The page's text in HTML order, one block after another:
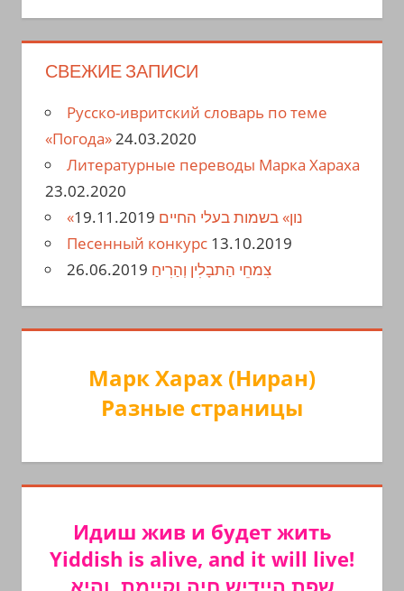
СВЕЖИЕ ЗАПИСИ
Русско-ивритский словарь по теме
«Погода»24.03.2020
Литературные переводы Марка Хараха
23.02.2020
«נון» בשמות בעלי החיים 19.11.2019
Песенный конкурс 13.10.2019
צִמחֵי הַתבָלִין וְהַרִיחַ 26.06.2019
Марк Харах (Ниран)
Разные страницы
Идиш жив и будет жить
Yiddish is alive, and it will live!
שפת היידיש חיה וקיימת, והיא